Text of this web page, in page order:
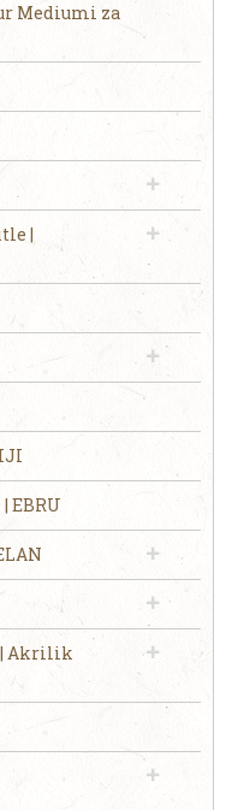
Mediumi za
|
EBRU
| Akrilik